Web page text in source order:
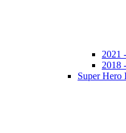
2021
2018
Super Hero